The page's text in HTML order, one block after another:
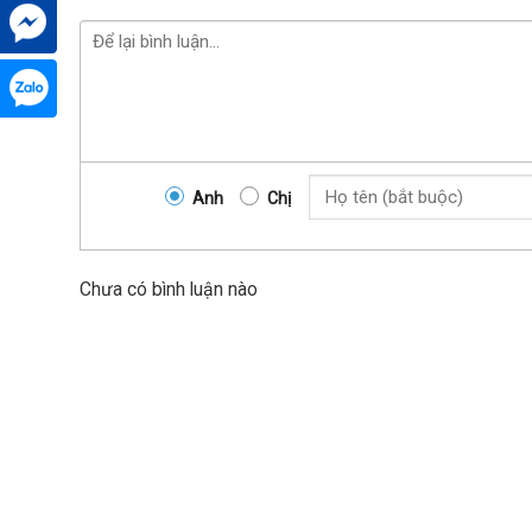
Máy tubi 1 trục gang
Các loại máy Tubi Quý Phươn
Anh Chị
Chưa có bình luận nào